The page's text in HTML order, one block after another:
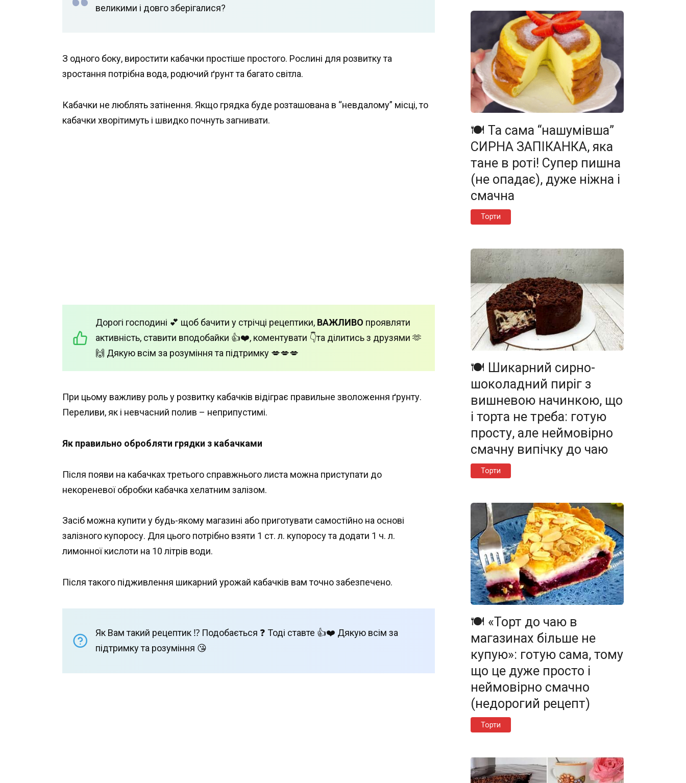
великими і довго зберігалися?
З одного боку, виростити кабачки простіше простого. Рослині для розвитку та
зростання потрібна вода, родючий ґрунт та багато світла.
Кабачки не люблять затінення. Якщо грядка буде розташована в “невдалому” місці, то
кабачки хворітимуть і швидко почнуть загнивати.
Дорогі господині 💕 щоб бачити у стрічці рецептики, ВАЖЛИВО проявляти
активність, ставити вподобайки 👍❤️, коментувати 👇та ділитись з друзями 🫶
🙌 Дякую всім за розуміння та підтримку 💋💋💋
При цьому важливу роль у розвитку кабачків відіграє правильне зволоження ґрунту.
Переливи, як і невчасний полив – неприпустимі.
Як правильно обробляти грядки з кабачками
Після появи на кабачках третього справжнього листа можна приступати до
некореневої обробки кабачка хелатним залізом.
Засіб можна купити у будь-якому магазині або приготувати самостійно на основі
залізного купоросу. Для цього потрібно взяти 1 ст. л. купоросу та додати 1 ч. л.
лимонної кислоти на 10 літрів води.
Після такого підживлення шикарний урожай кабачків вам точно забезпечено.
Як Вам такий рецептик ⁉️ Подобається ❓ Тоді ставте 👍❤️ Дякую всім за
підтримку та розуміння 😘
🍽️ Та сама “нашумівша”
СИРНА ЗАПІКАНКА, яка
тане в роті! Супер пишна
(не опадає), дуже ніжна і
смачна
Торти
🍽️ Шикарний сирно-
шоколадний пиріг з
вишневою начинкою, що
і торта не треба: готую
просту, але неймовірно
смачну випічку до чаю
Торти
🍽️ «Торт до чаю в
магазинах більше не
купую»: готую сама, тому
що це дуже просто і
неймовірно смачно
(недорогий рецепт)
Торти